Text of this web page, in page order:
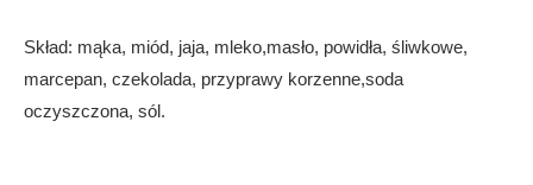
Skład: mąka, miód, jaja, mleko,masło, powidła, śliwkowe,
marcepan, czekolada, przyprawy korzenne,soda
oczyszczona, sól.